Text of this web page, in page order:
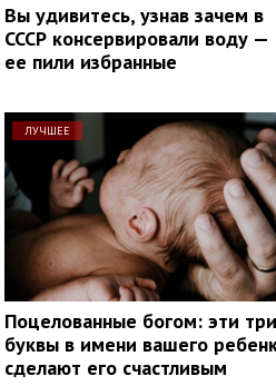
Вы удивитесь, узнав зачем в
СССР консервировали воду —
ее пили избранные
ЛУЧШЕЕ
Поцелованные богом: эти три
буквы в имени вашего
сделают его счастливым